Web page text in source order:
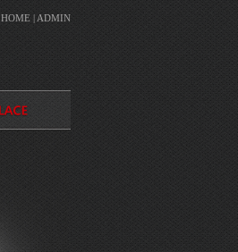
HOME ADMIN